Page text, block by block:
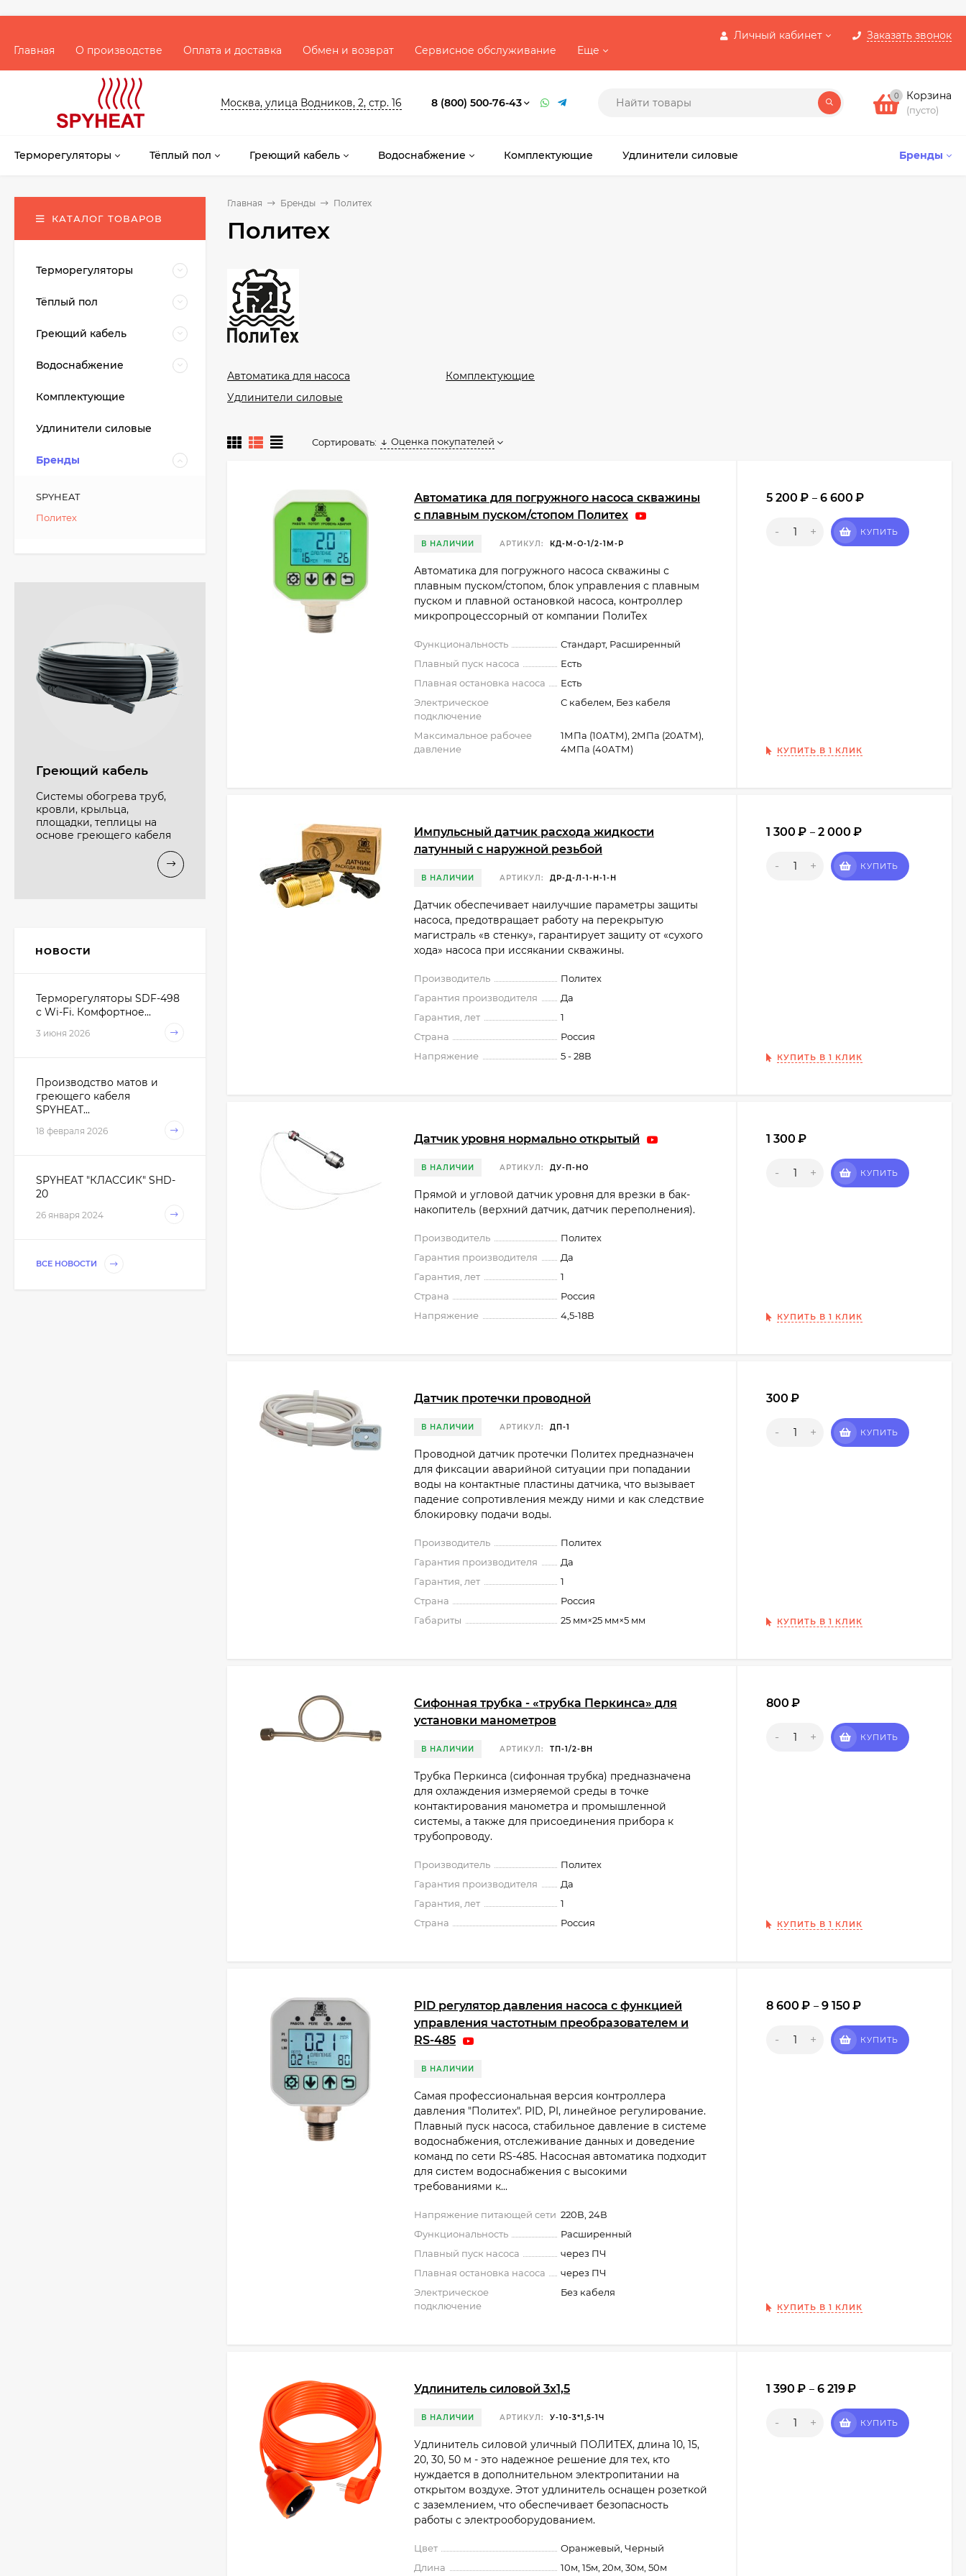
Личный кабинет
Заказать звонок
Главная
О производстве Оплата и доставка Обмен и возврат Сервисное обслуживание Еще
Москва, улица Водников, 2, стр. 16 8 (800) 500-76-43 0 Корзина
(пусто)
Бренды
Терморегуляторы Тёплый пол Греющий кабель Водоснабжение Комплектующие Удлинители силовые
Главная Бренды Политех
Политех
Автоматика для насоса
Комплектующие
Удлинители силовые
Сортировать: Оценка покупателей
Автоматика для погружного насоса скважины
с плавным пуском/стопом Политех
В НАЛИЧИИ АРТИКУЛ: КД-М-О-1/2-1М-Р
Автоматика для погружного насоса скважины с
плавным пуском/стопом, блок управления с плавным
пуском и плавной остановкой насоса, контроллер
микропроцессорный от компании ПолиТех
Функциональность
Стандарт, Расширенный
Плавный пуск насоса
Есть
Плавная остановка насоса
Есть
Электрическое
подключение
С кабелем, Без кабеля
Максимальное рабочее
давление
1МПа (10АТМ), 2МПа (20АТМ),
4МПа (40АТМ)
5 200 ₽ – 6 600 ₽
- + КУПИТЬ
КУПИТЬ В 1 КЛИК
Импульсный датчик расхода жидкости
латунный с наружной резьбой
В НАЛИЧИИ АРТИКУЛ: ДР-Д-Л-1-Н-1-Н
Датчик обеспечивает наилучшие параметры защиты
насоса, предотвращает работу на перекрытую
магистраль «в стенку», гарантирует защиту от «сухого
хода» насоса при иссякании скважины.
Производитель
Политех
Гарантия производителя
Да
Гарантия, лет
1
Страна
Россия
Напряжение
5 - 28В
1 300 ₽ – 2 000 ₽
- + КУПИТЬ
КУПИТЬ В 1 КЛИК
Датчик уровня нормально открытый
В НАЛИЧИИ АРТИКУЛ: ДУ-П-НО
Прямой и угловой датчик уровня для врезки в бак-
накопитель (верхний датчик, датчик переполнения).
Производитель
Политех
Гарантия производителя
Да
Гарантия, лет
1
Страна
Россия
Напряжение
4,5-18В
1 300 ₽
- + КУПИТЬ
КУПИТЬ В 1 КЛИК
Датчик протечки проводной
В НАЛИЧИИ АРТИКУЛ: ДП-1
Проводной датчик протечки Политех предназначен
для фиксации аварийной ситуации при попадании
воды на контактные пластины датчика, что вызывает
падение сопротивления между ними и как следствие
блокировку подачи воды.
Производитель
Политех
Гарантия производителя
Да
Гарантия, лет
1
Страна
Россия
Габариты
25 мм×25 мм×5 мм
300 ₽
- + КУПИТЬ
КУПИТЬ В 1 КЛИК
Сифонная трубка - «трубка Перкинса» для
установки манометров
В НАЛИЧИИ АРТИКУЛ: ТП-1/2-ВН
Трубка Перкинса (сифонная трубка) предназначена
для охлаждения измеряемой среды в точке
контактирования манометра и промышленной
системы, а также для присоединения прибора к
трубопроводу.
Производитель
Политех
Гарантия производителя
Да
Гарантия, лет
1
Страна
Россия
800 ₽
- + КУПИТЬ
КУПИТЬ В 1 КЛИК
PID регулятор давления насоса с функцией
управления частотным преобразователем и
RS-485
В НАЛИЧИИ
Самая профессиональная версия контроллера
давления "Политех". PID, PI, линейное регулирование.
Плавный пуск насоса, стабильное давление в системе
водоснабжения, отслеживание данных и доведение
команд по сети RS-485. Насосная автоматика подходит
для систем водоснабжения с высокими
требованиями к...
Напряжение питающей сети 220В, 24В
Функциональность
Расширенный
Плавный пуск насоса
через ПЧ
Плавная остановка насоса
через ПЧ
Электрическое
подключение
Без кабеля
8 600 ₽ – 9 150 ₽
- + КУПИТЬ
КУПИТЬ В 1 КЛИК
Удлинитель силовой 3х1,5
В НАЛИЧИИ АРТИКУЛ: У-10-3*1,5-1Ч
Удлинитель силовой уличный ПОЛИТЕХ, длина 10, 15,
20, 30, 50 м - это надежное решение для тех, кто
нуждается в дополнительном электропитании на
открытом воздухе. Этот удлинитель оснащен розеткой
с заземлением, что обеспечивает безопасность
работы с электрооборудованием.
Цвет
Оранжевый, Черный
Длина
10м, 15м, 20м, 30м, 50м
1 390 ₽ – 6 219₽
- + КУПИТЬ
КАТАЛОГ ТОВАРОВ
Терморегуляторы
Тёплый пол
Греющий кабель
Водоснабжение
Комплектующие
Удлинители силовые
Бренды
SPYHEAT
Политех
Греющий кабель
Системы обогрева труб,
кровли, крыльца,
площадки, теплицы на
основе греющего кабеля
НОВОСТИ
Терморегуляторы SDF-498
с Wi-Fi. Комфортное...
3 июня 2026
Производство матов и
греющего кабеля
SPYHEAT...
18 февраля 2026
SPYHEAT "КЛАССИК" SHD-
20
26 января 2024
ВСЕ НОВОСТИ